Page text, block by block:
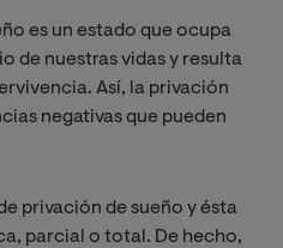
es un estado que ocupa
de nuestras vidas y resulta
Así, la privación
negativas que pueden
privación de sueño y ésta
parcial o total. De hecho,